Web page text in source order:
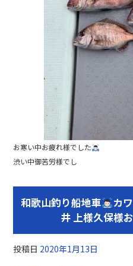
お寒い中お疲れ様でした
渋い中御苦労様でし
和歌山釣り船地車
カ
井 上様久保様
投稿日 2020年1月13日